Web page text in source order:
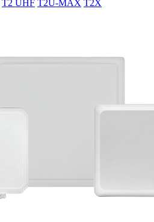
T2 UHF T2U-MAX T2X